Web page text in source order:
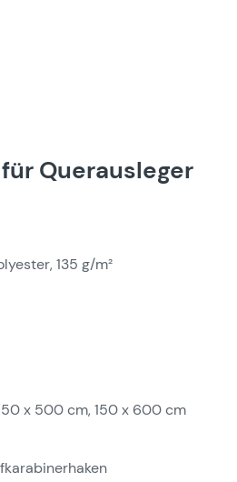
Querausleger
135 g/m²
x 500 cm, 150 x 600 cm